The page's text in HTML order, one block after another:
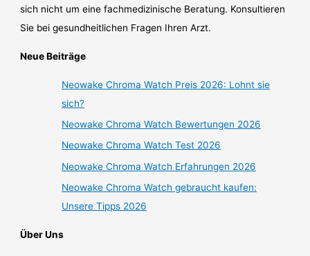
sich nicht um eine fachmedizinische Beratung. Konsultieren
Sie bei gesundheitlichen Fragen Ihren Arzt.
Neue Beiträge
Neowake Chroma Watch Preis 2026: Lohnt sie
sich?
Neowake Chroma Watch Bewertungen 2026
Neowake Chroma Watch Test 2026
Neowake Chroma Watch Erfahrungen 2026
Neowake Chroma Watch gebraucht kaufen:
Unsere Tipps 2026
Über Uns